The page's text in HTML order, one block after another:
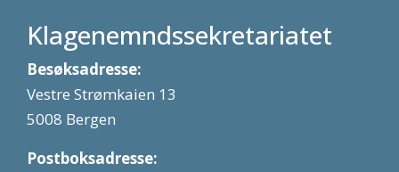
Klagenemndssekretariatet
Besøksadresse:
Vestre Strømkaien 13
5008 Bergen
Postboksadresse: